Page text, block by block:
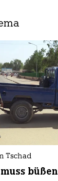
Tschad
büßen